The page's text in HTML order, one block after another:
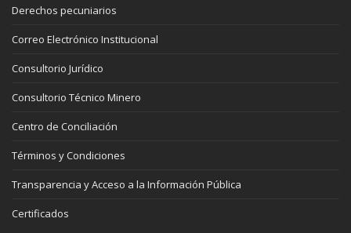
Derechos pecuniarios
Correo Electrónico Institucional
Consultorio Jurídico
Consultorio Técnico Minero
Centro de Conciliación
Términos y Condiciones
Transparencia y Acceso a la Información Pública
Certificados